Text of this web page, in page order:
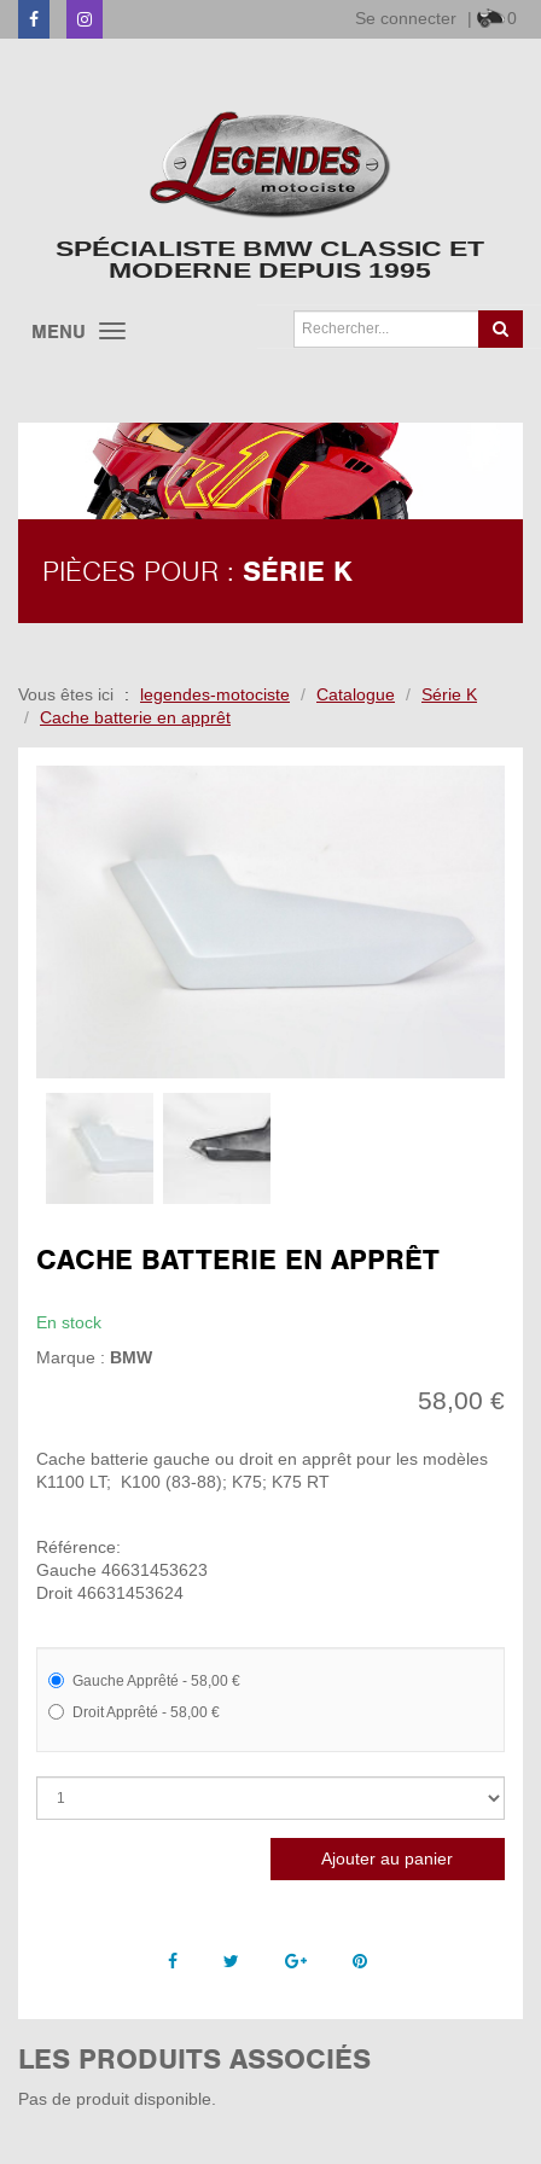
FacebookInstagram Se connecter | 0
SPÉCIALISTE BMW CLASSIC ET
MODERNE DEPUIS 1995
MENU
PIÈCES POUR : SÉRIE K
Vous êtes ici legendes-motociste Catalogue
Série K
Cache batterie en apprêt
CACHE BATTERIE EN APPRÊT
En stock
Marque : BMW
58,00 €
Cache batterie gauche ou droit en apprêt pour les modèles
K1100 LT; K100 (83-88); K75; K75 RT
Référence:
Gauche 46631453623
Droit 46631453624
Gauche Apprêté - 58,00 €
Droit Apprêté - 58,00 €
Facebook Twitter Google +Pinterest
LES PRODUITS ASSOCIÉS
Pas de produit disponible.